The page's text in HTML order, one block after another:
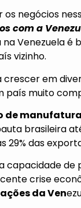
os negócios
com a
Venezuela é
vizinho.
crescer em
país muito
de
brasileira
das
capacidade
crise
da Ven